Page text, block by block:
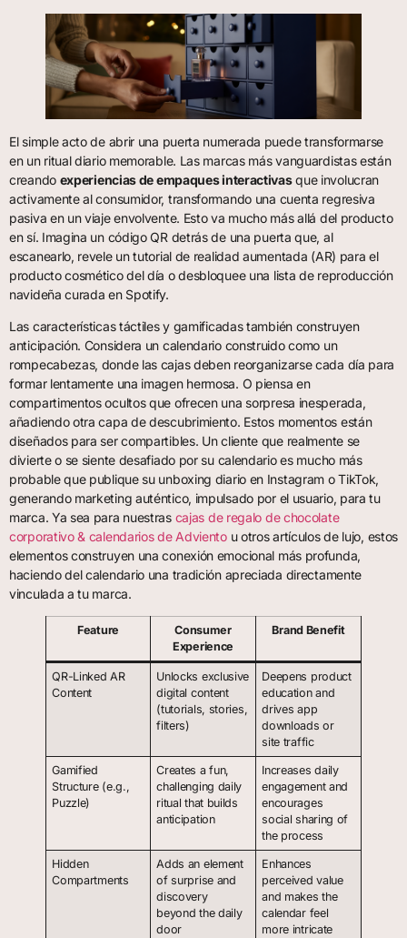
El simple acto de abrir una puerta numerada puede transformarse
en un ritual diario memorable. Las marcas más vanguardistas están
creando experiencias de empaques interactivasque involucran
activamente al consumidor, transformando una cuenta regresiva
pasiva en un viaje envolvente. Esto va mucho más allá del producto
en sí. Imagina un código QR detrás de una puerta que, al
escanearlo, revele un tutorial de realidad aumentada (AR) para el
producto cosmético del día o desbloquee una lista de reproducción
navideña curada en Spotify.
Las características táctiles y gamificadas también construyen
anticipación. Considera un calendario construido como un
rompecabezas, donde las cajas deben reorganizarse cada día para
formar lentamente una imagen hermosa. O piensa en
compartimentos ocultos que ofrecen una sorpresa inesperada,
añadiendo otra capa de descubrimiento. Estos momentos están
diseñados para ser compartibles. Un cliente que realmente se
divierte o se siente desafiado por su calendario es mucho más
probable que publique su unboxing diario en Instagram o TikTok,
generando marketing auténtico, impulsado por el usuario, para tu
marca. Ya sea para nuestras cajas de regalo de chocolate
corporativo & calendarios de Advientou otros artículos de lujo, estos
elementos construyen una conexión emocional más profunda,
haciendo del calendario una tradición apreciada directamente
vinculada a tu marca.
Feature
Consumer
Experience
Brand Benefit
QR-Linked AR
Content
Unlocks exclusive
digital content
(tutorials, stories,
filters)
Deepens product
education and
drives app
downloads or
site traffic
Gamified
Structure (e.g.,
Puzzle)
Creates a fun,
challenging daily
ritual that builds
anticipation
Increases daily
engagement and
encourages
social sharing of
the process
Hidden
Compartments
Adds an element
of surprise and
discovery
beyond the daily
door
Enhances
perceived value
and makes the
calendar feel
more intricate